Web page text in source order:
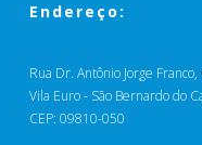
Endereço:
Rua Dr. Antônio Jorge Franco,
Vila Euro - São Bernardo do
CEP: 09810-050